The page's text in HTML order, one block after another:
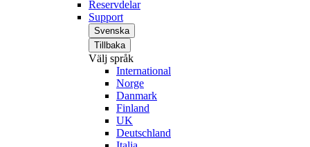
Reservdelar
Support
Svenska
Tillbaka
Välj språk
International
Norge
Danmark
Finland
UK
Deutschland